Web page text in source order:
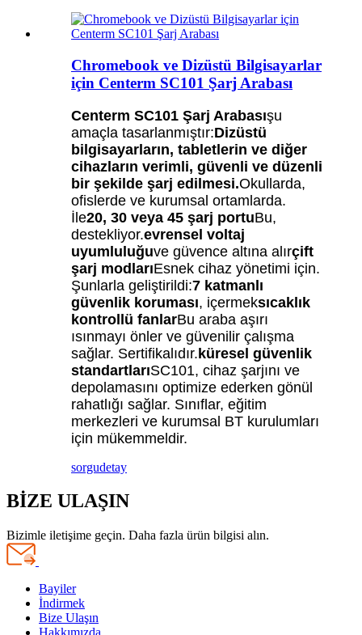
Chromebook ve Dizüstü Bilgisayarlar
için Centerm SC101 Şarj Arabası
Centerm SC101 Şarj Arabasışu
amaçla tasarlanmıştır:Dizüstü
bilgisayarların, tabletlerin ve diğer
cihazların verimli, güvenli ve düzenli
bir şekilde şarj edilmesi.Okullarda,
ofislerde ve kurumsal ortamlarda.
İle20, 30 veya 45 şarj portuBu,
destekliyor.evrensel voltaj
uyumluluğuve güvence altına alırçift ​​
şarj modlarıEsnek cihaz yönetimi için.
Şunlarla geliştirildi:7 katmanlı
güvenlik koruması, içermeksıcaklık
kontrollü fanlarBu araba aşırı
ısınmayı önler ve güvenilir çalışma
sağlar. Sertifikalıdır.küresel güvenlik
standartlarıSC101, cihaz şarjını ve
depolamasını optimize ederken gönül
rahatlığı sağlar. Sınıflar, eğitim
merkezleri ve kurumsal BT kurulumları
için mükemmeldir.
sorgudetay
BİZE ULAŞIN
Bizimle iletişime geçin. Daha fazla ürün bilgisi alın.
Bayiler
İndirmek
Bize Ulaşın